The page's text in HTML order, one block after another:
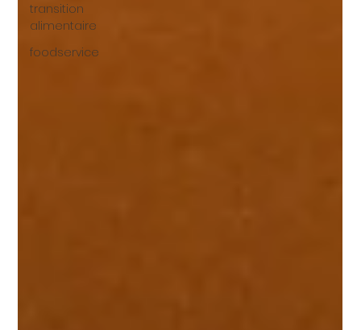
transition
alimentaire
foodservice